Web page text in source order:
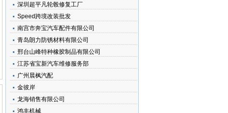
深圳超平凡轮毂修复工厂
Speed跨境改装批发
南宫市奔宝汽车配件有限公司
青岛朗力防锈材料有限公司
邢台山峰特种橡胶制品有限公司
江苏省宝新汽车维修服务部
广州晨枫汽配
金彼岸
龙海销售有限公司
鸿丰机械